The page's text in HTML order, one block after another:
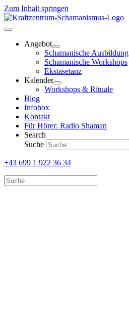
Zum Inhalt springen
Angebot
Schamanische Ausbildung
Schamanische Workshops
Ekstasetanz
Kalender
Workshops & Rituale
Blog
Infobox
Kontakt
Für Hörer: Radio Shaman
Search
Suche
+43 699 1 922 36 34